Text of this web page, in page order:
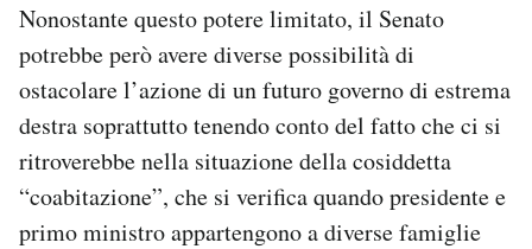
Nonostante questo potere limitato, il Senato
potrebbe però avere diverse possibilità di
ostacolare l’azione di un futuro governo di estrema
destra soprattutto tenendo conto del fatto che ci si
ritroverebbe nella situazione della cosiddetta
“coabitazione”, che si verifica quando presidente e
primo ministro appartengono a diverse famiglie